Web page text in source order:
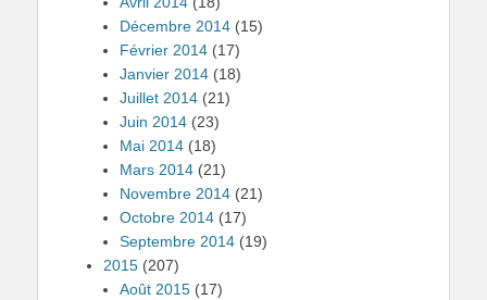
Décembre 2014 (15)
Février 2014 (17)
Janvier 2014 (18)
Juillet 2014 (21)
Juin 2014 (23)
Mai 2014 (18)
Mars 2014 (21)
Novembre 2014 (21)
Octobre 2014 (17)
Septembre 2014 (19)
2015 (207)
Août 2015 (17)